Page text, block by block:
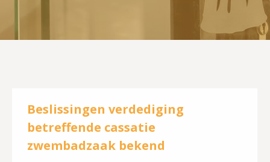
Beslissingen verdediging
betreffende cassatie
zwembadzaak bekend